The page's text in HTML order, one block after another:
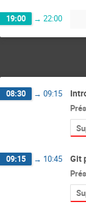
19:00 → 22:00
08:30 → 09:15
09:15 → 10:45 Git